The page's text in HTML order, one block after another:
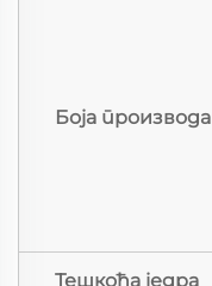
Боја производа
Тешкоћа једра